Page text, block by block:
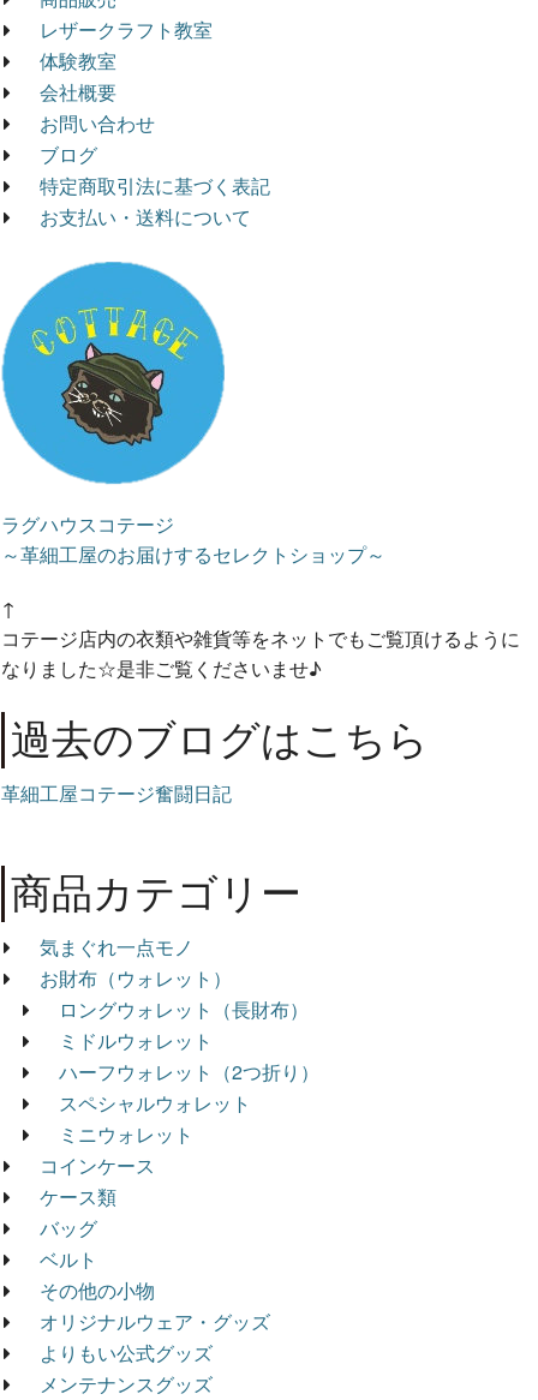
レザークラフト教室
体験教室
会社概要
お問い合わせ
ブログ
特定商取引法に基づく表記
お支払い・送料について
ラグハウスコテージ
～革細工屋のお届けするセレクトショップ～
↑
コテージ店内の衣類や雑貨等をネットでもご覧頂けるように
なりました☆是非ご覧くださいませ♪
過去のブログはこちら
革細工屋コテージ奮闘日記
商品カテゴリー
気まぐれ一点モノ
お財布（ウォレット）
ロングウォレット（長財布）
ミドルウォレット
ハーフウォレット（2つ折り）
スペシャルウォレット
ミニウォレット
コインケース
ケース類
バッグ
ベルト
その他の小物
オリジナルウェア・グッズ
よりもい公式グッズ
メンテナンスグッズ